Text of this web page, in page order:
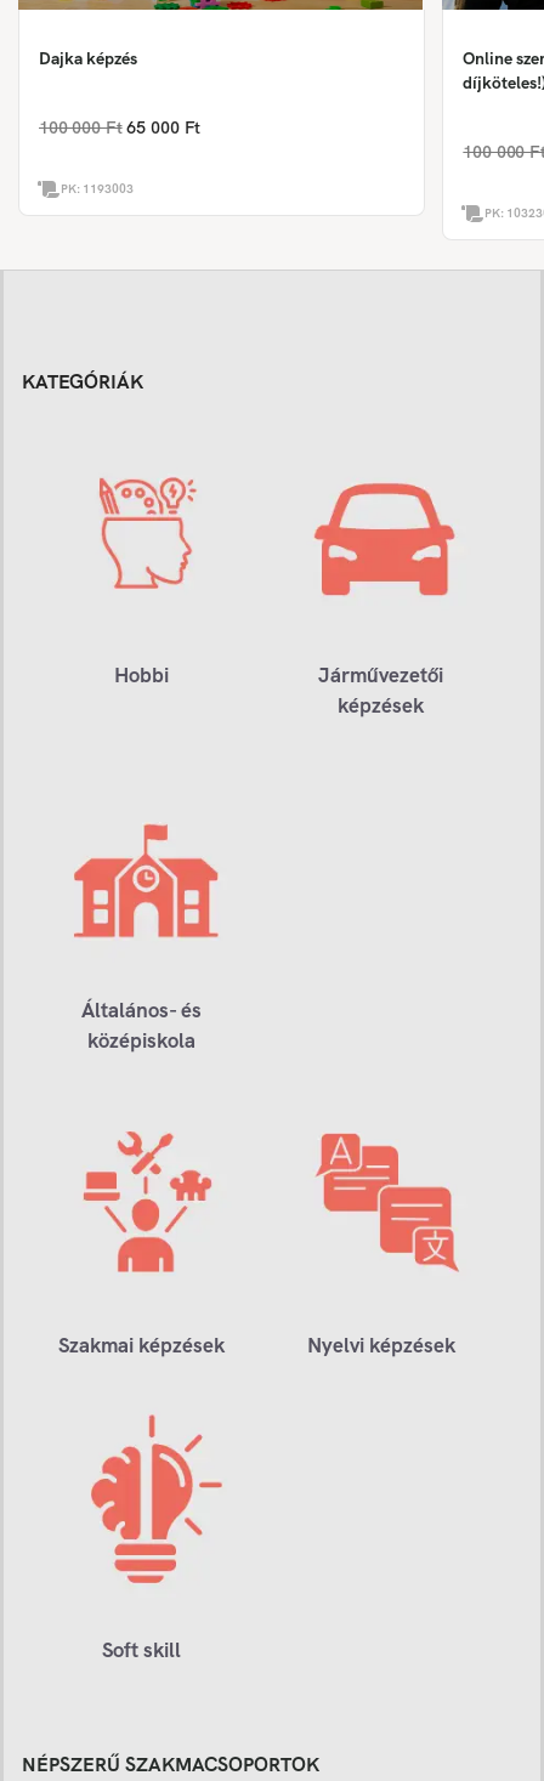
Dajka képzés
100 000 Ft 65 000 Ft
PK: 1193003
Online
100 000
PK:
KATEGÓRIÁK
Hobbi
Járművezetői
képzések
Általános- és
középiskola
Szakmai képzések Nyelvi képzések
Soft skill
NÉPSZERŰ SZAKMACSOPORTOK